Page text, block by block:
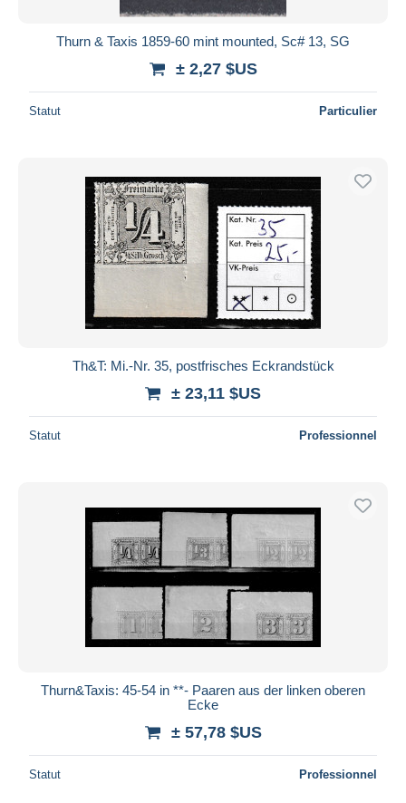
Thurn & Taxis 1859-60 mint mounted, Sc# 13, SG
± 2,27 $US
Statut Particulier
Th&T: Mi.-Nr. 35, postfrisches Eckrandstück
± 23,11 $US
Statut Professionnel
Thurn&Taxis: 45-54 in **- Paaren aus der linken oberen
Ecke
± 57,78 $US
Statut Professionnel